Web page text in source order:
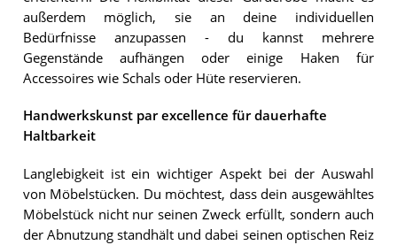
außerdem möglich, sie an deine individuellen
Bedürfnisse anzupassen - du kannst mehrere
Gegenstände aufhängen oder einige Haken für
Accessoires wie Schals oder Hüte reservieren.
Handwerkskunst par excellence für dauerhafte
Haltbarkeit
Langlebigkeit ist ein wichtiger Aspekt bei der Auswahl
von Möbelstücken. Du möchtest, dass dein ausgewähltes
Möbelstück nicht nur seinen Zweck erfüllt, sondern auch
der Abnutzung standhält und dabei seinen optischen Reiz